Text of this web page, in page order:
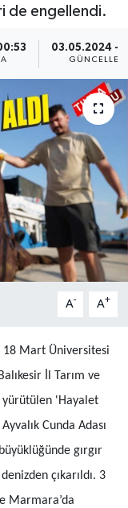
de engellendi.
03.05.2024 -
A- A+
18 Mart Üniversitesi
İl Tarım ve
yürütülen 'Hayalet
Cunda Adası
gırgır
çıkarıldı. 3
Marmara’da